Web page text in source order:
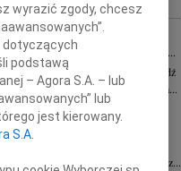
Milan 03.08.2026Łódź
żalem zawiadamiamy, że dnia 29...
Maciaszek wiek: 73
Łódź
żalem zawiadamiamy, że 24 lipca...
Gawryszczak 21.07.2026
15 lipca 2026 roku odszedł nasz...
4 lipca2026 roku zmarł w Łodzi Nasz...
wyrazić zgody, chcesz
dotyczących
podstawą
– Agora S.A. – lub
lub
jest kierowany.
S.A.